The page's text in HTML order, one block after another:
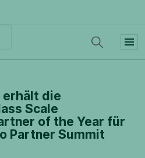
erhält die
Scale
of the Year für
Partner Summit